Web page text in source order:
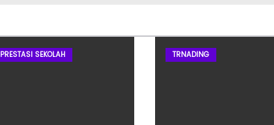
PRESTASI SEKOLAH TRNADING